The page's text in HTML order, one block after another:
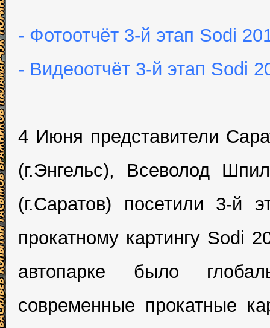
- Фотоотчёт 3-й этап Sodi
- Видеоотчёт 3-й этап Sodi
4 Июня представители
(г.Энгельс), Всеволод
(г.Саратов) посетили 3-й
прокатному картингу Sodi
автопарке было
современные прокатные